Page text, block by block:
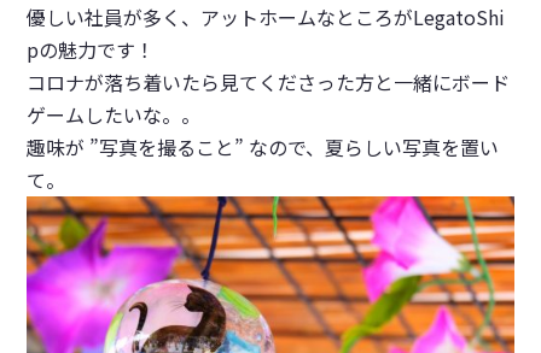
優しい社員が多く、 アットホームなところがLegatoShi
pの魅力です！
コロナが落ち着いたら見てくださった方と一緒にボード
ゲームしたいな。。
趣味が ”写真を撮ること” なので、 夏らしい写真を置い
て。